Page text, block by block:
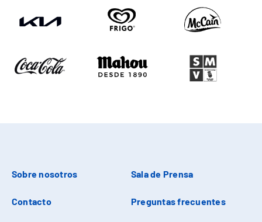
Sobre nosotros Sala de Prensa
Contacto Preguntas frecuentes